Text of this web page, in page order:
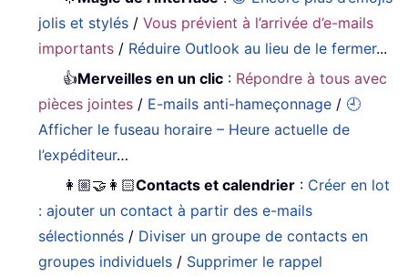
jolis et stylés /Vous prévient à l’arrivée d’e-mails
importants / Réduire Outlook au lieu de le fermer...
👍Merveilles en un clic : Répondre à tous avec
pièces jointes / E-mails anti-hameçonnage / 🕘
Afficher le fuseau horaire – Heure actuelle de
l’expéditeur…
👩🏼‍🤝‍👩🏻Contacts et calendrier : Créer en lot
: ajouter un contact à partir des e-mails
sélectionnés / Diviser un groupe de contacts en
groupes individuels / Supprimer le rappel